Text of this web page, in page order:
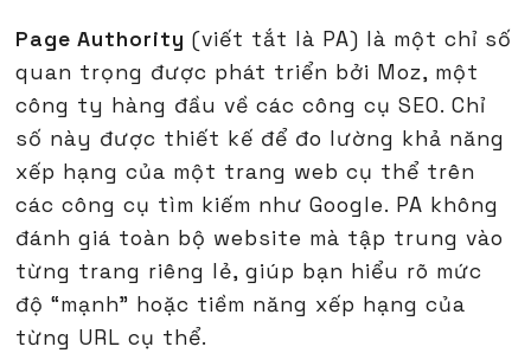
Page Authority (viết tắt là PA) là một chỉ số
quan trọng được phát triển bởi Moz, một
công ty hàng đầu về các công cụ SEO. Chỉ
số này được thiết kế để đo lường khả năng
xếp hạng của một trang web cụ thể trên
các công cụ tìm kiếm như Google. PA không
đánh giá toàn bộ website mà tập trung vào
từng trang riêng lẻ, giúp bạn hiểu rõ mức
độ “mạnh” hoặc tiềm năng xếp hạng của
từng URL cụ thể.